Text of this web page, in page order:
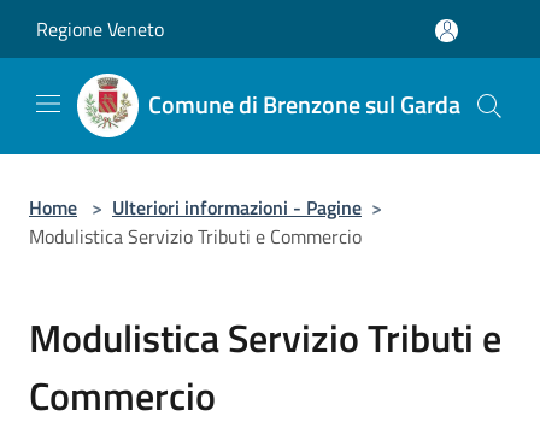
Regione Veneto
Comune di Brenzone sul Garda
Home > Ulteriori informazioni - Pagine >
Modulistica Servizio Tributi e Commercio
Modulistica Servizio Tributi e
Commercio